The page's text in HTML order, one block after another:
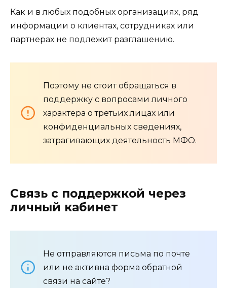
Как и в любых подобных организациях, ряд
информации о клиентах, сотрудниках или
партнерах не подлежит разглашению.
Поэтому не стоит обращаться в
поддержку с вопросами личного
характера о третьих лицах или
конфиденциальных сведениях,
затрагивающих деятельность МФО.
Связь с поддержкой через
личный кабинет
Не отправляются письма по почте
или не активна форма обратной
связи на сайте?